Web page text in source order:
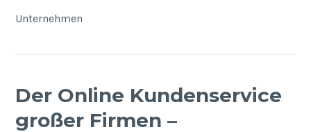
Unternehmen
Der Online Kundenservice
großer Firmen –